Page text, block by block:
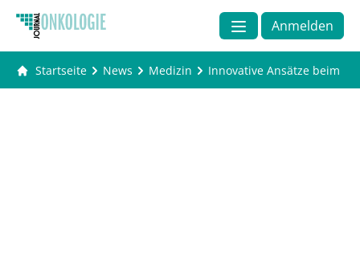
Anmelden
Startseite News Medizin Innovative Ansätze beim